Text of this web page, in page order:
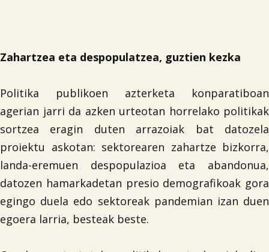
Zahartzea eta despopulatzea, guztien kezka
Politika publikoen azterketa konparatiboan
agerian jarri da azken urteotan horrelako politikak
sortzea eragin duten arrazoiak bat datozela
proiektu askotan: sektorearen zahartze bizkorra,
landa-eremuen despopulazioa eta abandonua,
datozen hamarkadetan presio demografikoak gora
egingo duela edo sektoreak pandemian izan duen
egoera larria, besteak beste.